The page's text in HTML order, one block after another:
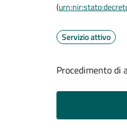
(
Servizio attivo
Procedimento di